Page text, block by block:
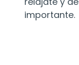
importante.